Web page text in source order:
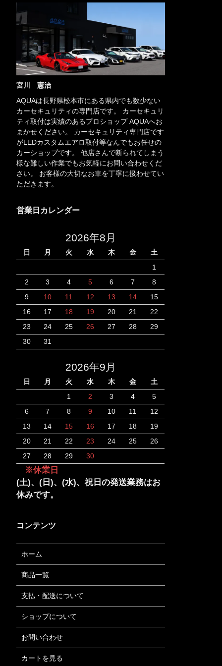
宮川 憲治
AQUAは長野県松本市にある県内でも数少ない
カーセキュリティの専門店です。 カーセキュリ
ティ取付は実績のあるプロショップ AQUAへお
まかせください。 カーセキュリティ専門店です
がLEDカスタムエアロ取付等なんでもお任せの
カーショップです。 他店さんで断られてしまう
様な難しい作業でもお気軽にお問い合わせくだ
さい。 お客様の大切なお車を丁寧に扱わせてい
ただきます。
営業日カレンダー
2026年8月
日 月 火 水 木 金
土
1
2
3 4 5 6 7
8
9
10 11 12 13 14
15
16
17 18 19 20 21
22
23
24 25 26 27 28
29
30
31
2026年9月
日 月 火 水 木 金
土
1
2 3 4
5
6
7 8 9 10 11
12
13
14 15 16 17 18
19
20
21 22 23 24 25
26
27
28 29 30
※休業日
(土)、(日)、(水)、祝日の発送業務はお
休みです。
コンテンツ
ホーム
商品一覧
支払・配送について
ショップについて
お問い合わせ
カートを見る